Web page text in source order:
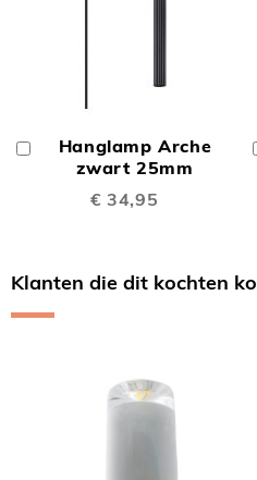
Hanglamp Arche
zwart 25mm
€ 34,95
Winkelwagen
Klanten die dit kochten